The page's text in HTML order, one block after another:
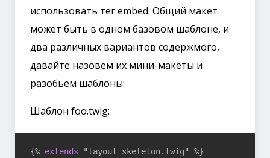
использовать тег embed. Общий макет
может быть в одном базовом шаблоне, и
два различных вариантов содержмого,
давайте назовем их мини-макеты и
разобьем шаблоны:
Шаблон foo.twig:
{% extends "layout_skeleton.twig" %}